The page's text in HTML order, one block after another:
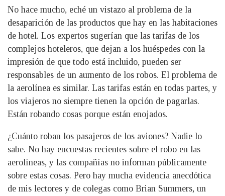
No hace mucho, eché un vistazo al problema de la
desaparición de las productos que hay en las habitaciones
de hotel. Los expertos sugerían que las tarifas de los
complejos hoteleros, que dejan a los huéspedes con la
impresión de que todo está incluido, pueden ser
responsables de un aumento de los robos. El problema de
la aerolínea es similar. Las tarifas están en todas partes, y
los viajeros no siempre tienen la opción de pagarlas.
Están robando cosas porque están enojados.
¿Cuánto roban los pasajeros de los aviones? Nadie lo
sabe. No hay encuestas recientes sobre el robo en las
aerolíneas, y las compañías no informan públicamente
sobre estas cosas. Pero hay mucha evidencia anecdótica
de mis lectores y de colegas como Brian Summers, un